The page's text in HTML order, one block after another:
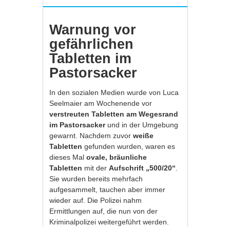
Warnung vor
gefährlichen
Tabletten im
Pastorsacker
In den sozialen Medien wurde von Luca
Seelmaier am Wochenende vor
verstreuten Tabletten am Wegesrand
im Pastorsackerund in der Umgebung
gewarnt. Nachdem zuvorweiße
Tabletten gefunden wurden, waren es
dieses Malovale, bräunliche
Tabletten mit derAufschrift „500/20“.
Sie wurden bereits mehrfach
aufgesammelt, tauchen aber immer
wieder auf. Die Polizei nahm
Ermittlungen auf, die nun von der
Kriminalpolizei weitergeführt werden.